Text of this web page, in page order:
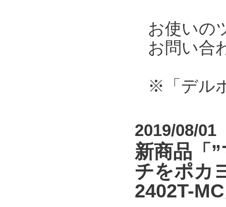
お使いの
お問い合
※「デル
2019/08/01
新商品「
チをポカ
2402T-